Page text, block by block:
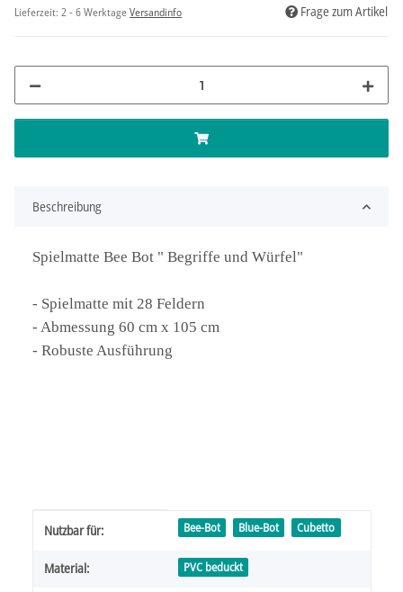
Lieferzeit: 2 - 6 WerktageVersandinfo Frage zum Artikel
Beschreibung
Spielmatte Bee Bot " Begriffe und Würfel"
- Spielmatte mit 28 Feldern
- Abmessung 60 cm x 105 cm
- Robuste Ausführung
Produkteigenschaft
Wert
Nutzbar für: Bee-Bot Blue-Bot Cubetto
Material: PVC beduckt